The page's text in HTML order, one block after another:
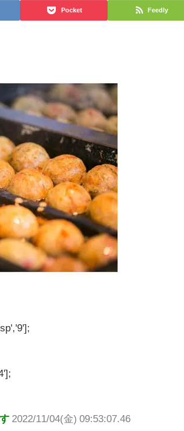
Pocket Feedly
2022/11/04(金) 09:53:07.46